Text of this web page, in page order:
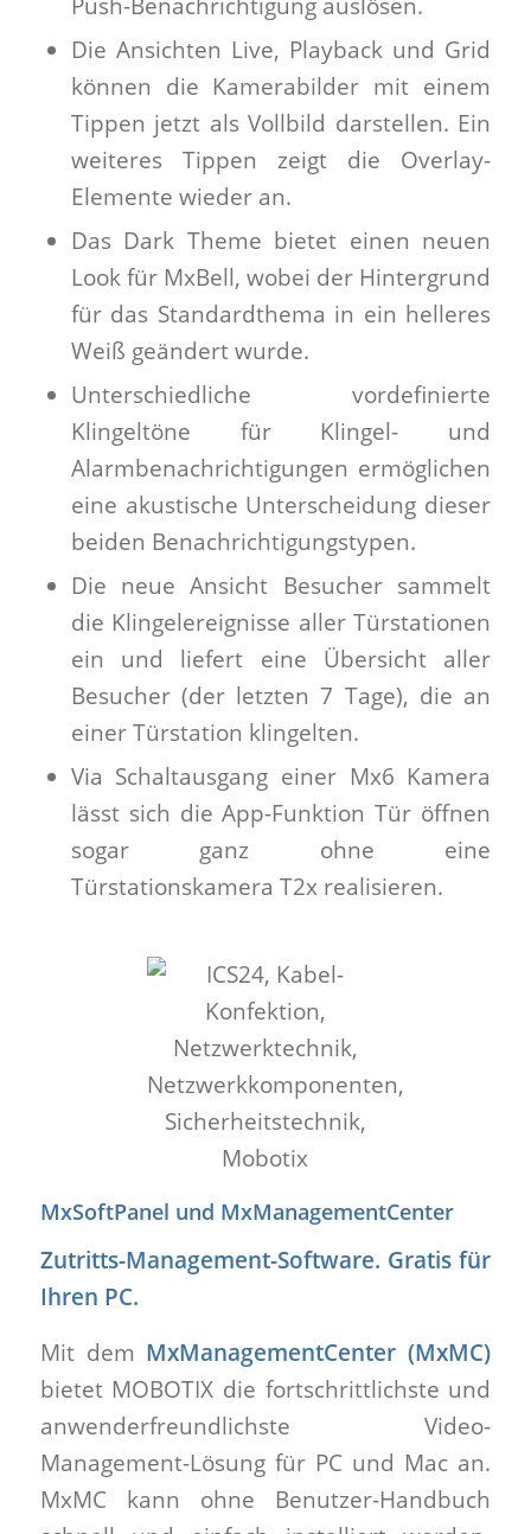
Die Ansichten Live, Playback und Grid
können die Kamerabilder mit einem
Tippen jetzt als Vollbild darstellen. Ein
weiteres Tippen zeigt die Overlay-
Elemente wieder an.
Das Dark Theme bietet einen neuen
Look für MxBell, wobei der Hintergrund
für das Standardthema in ein helleres
Weiß geändert wurde.
Unterschiedliche vordefinierte
Klingeltöne für Klingel- und
Alarmbenachrichtigungen ermöglichen
eine akustische Unterscheidung dieser
beiden Benachrichtigungstypen.
Die neue Ansicht Besucher sammelt
die Klingelereignisse aller Türstationen
ein und liefert eine Übersicht aller
Besucher (der letzten 7 Tage), die an
einer Türstation klingelten.
Via Schaltausgang einer Mx6 Kamera
lässt sich die App-Funktion Tür öffnen
sogar ganz ohne eine
Türstationskamera T2x realisieren.
MxSoftPanel und MxManagementCenter
Zutritts-Management-Software. Gratis für
Ihren PC.
Mit dem MxManagementCenter (MxMC)
bietet MOBOTIX die fortschrittlichste und
anwenderfreundlichste Video-
Management-Lösung für PC und Mac an.
MxMC kann ohne Benutzer-Handbuch